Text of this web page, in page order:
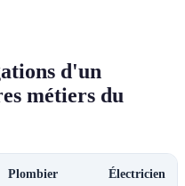
d'un
métiers du
Plombier Électricien